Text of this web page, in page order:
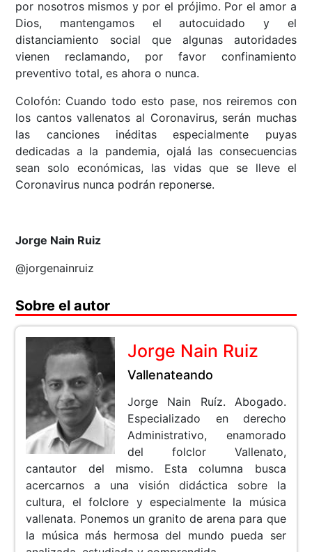
por nosotros mismos y por el prójimo. Por el amor a
Dios, mantengamos el autocuidado y el
distanciamiento social que algunas autoridades
vienen reclamando, por favor confinamiento
preventivo total, es ahora o nunca.
Colofón: Cuando todo esto pase, nos reiremos con
los cantos vallenatos al Coronavirus, serán muchas
las canciones inéditas especialmente puyas
dedicadas a la pandemia, ojalá las consecuencias
sean solo económicas, las vidas que se lleve el
Coronavirus nunca podrán reponerse.
Jorge Nain Ruiz
@jorgenainruiz
Sobre el autor
Jorge Nain Ruiz
Vallenateando
Jorge Nain Ruíz. Abogado.
Especializado en derecho
Administrativo, enamorado
del folclor Vallenato,
cantautor del mismo. Esta columna busca
acercarnos a una visión didáctica sobre la
cultura, el folclore y especialmente la música
vallenata. Ponemos un granito de arena para que
la música más hermosa del mundo pueda ser